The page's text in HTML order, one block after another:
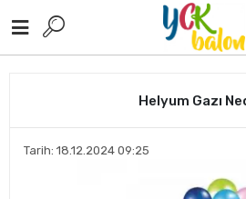
Helyum Gazı
Tarih: 18.12.2024 09:25